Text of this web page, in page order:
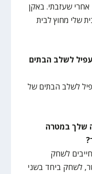
שעזבתי. באקן
שלי מחוץ לבית
לשלב הבתים
לשלב הבתים של
שלך במטרה
לשחק
לשחק ביחד בשני